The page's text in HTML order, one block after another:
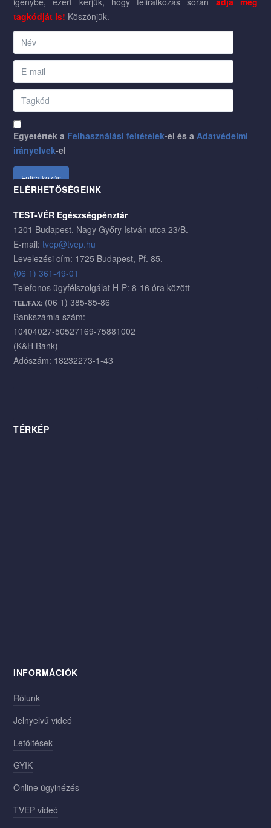
tagkódját is! Köszönjük.
Egyetértek a Felhasználási feltételek-el és a Adatvédelmi
irányelvek-el
ELÉRHETŐSÉGEINK
TEST-VÉR Egészségpénztár
1201 Budapest, Nagy Győry István utca 23/B.
E-mail: tvep@tvep.hu
Levelezési cím: 1725 Budapest, Pf. 85.
(06 1) 361-49-01
Telefonos ügyfélszolgálat H-P: 8-16 óra között
TEL/FAX: (06 1) 385-85-86
Bankszámla szám:
10404027-50527169-75881002
(K&H Bank)
Adószám: 18232273-1-43
TÉRKÉP
INFORMÁCIÓK
Rólunk
Jelnyelvű videó
Letöltések
GYIK
Online ügyinézés
TVEP videó